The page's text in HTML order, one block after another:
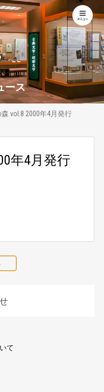
ース
vol.8 2000年4月発行
年4月発行
て